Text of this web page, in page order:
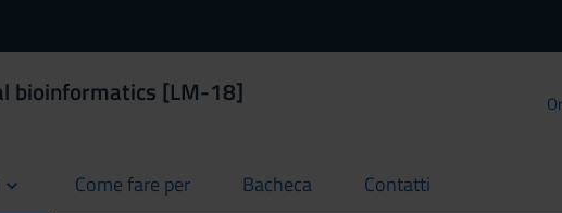
bioinformatics [LM-18]
Come fare per
current Bacheca
current Contatti
current